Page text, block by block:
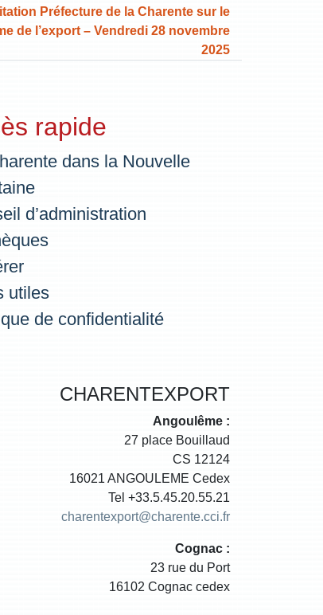
Préfecture de la Charente sur le
de l’export – Vendredi 28 novembre
2025
rapide
dans la Nouvelle
d’administration
utiles
de confidentialité
CHARENTEXPORT
Angoulême :
27 place Bouillaud
CS 12124
16021 ANGOULEME Cedex
Tel +33.5.45.20.55.21
charentexport@charente.cci.fr
Cognac :
23 rue du Port
16102 Cognac cedex